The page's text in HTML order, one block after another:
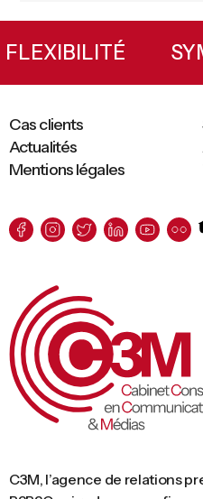
Primary
Sidebar
FLEXIBILITÉ
C3M, l’agence de relations
Mentions légales
Cas clients
Actualités